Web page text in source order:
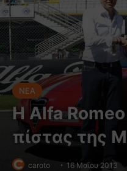
NEA
Η Alfa
πίστας της
caroto 16 Μαΐου 2013